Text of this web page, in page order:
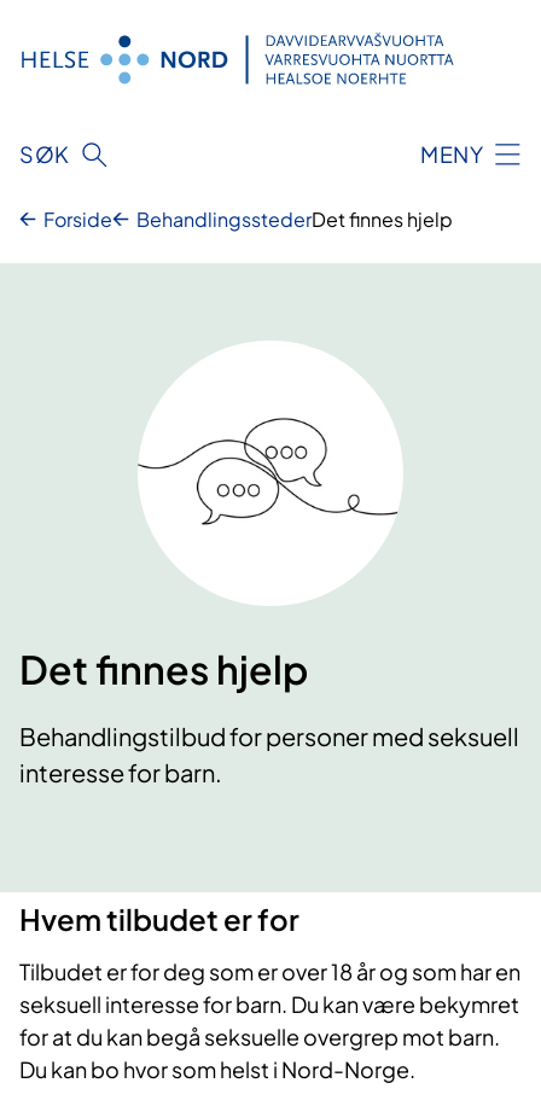
innhold
SØK MENY
Forside BehandlingsstederDet finnes hjelp
Det finnes hjelp
Behandlingstilbud for personer med seksuell
interesse for barn.
​Hvem tilbudet er for
Tilbudet er for deg som er over 18 år og som har en
seksuell interesse for barn. Du kan være bekymret
for at du kan begå seksuelle overgrep mot barn.
Du kan bo hvor som helst i Nord-Norge.